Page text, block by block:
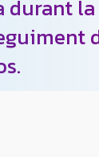
durant